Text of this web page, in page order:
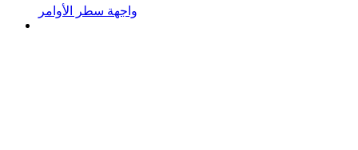
واجهة سطر الأوامر